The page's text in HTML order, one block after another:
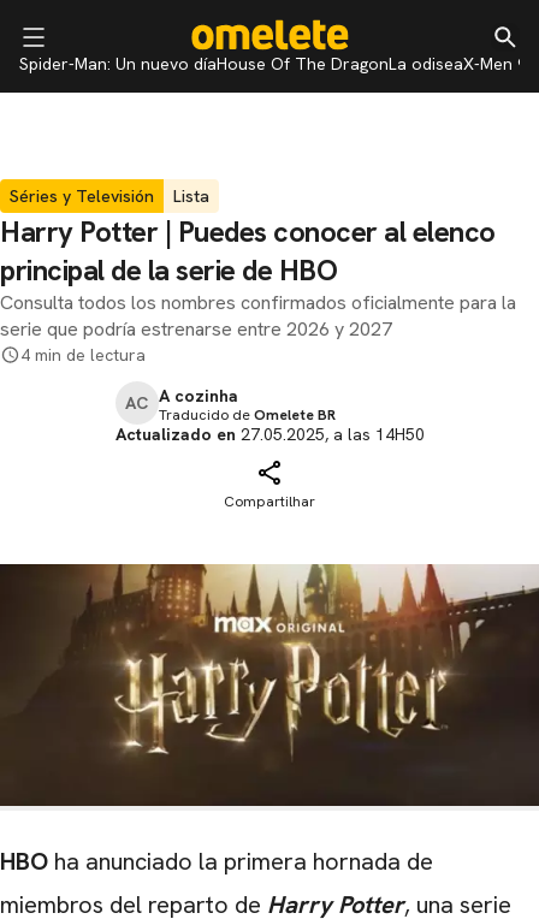
Spider-Man: Un nuevo díaHouse Of The DragonLa odiseaX-Men 97
Séries y Televisión Lista
Harry Potter | Puedes conocer al elenco
principal de la serie de HBO
Consulta todos los nombres confirmados oficialmente para la
serie que podría estrenarse entre 2026 y 2027
4 min de lectura
AC A cozinha
Traducido deOmelete BR
Actualizado en 27.05.2025, a las 14H50
Compartilhar
HBO ha anunciado la primera hornada de
miembros del reparto de Harry Potter, una serie